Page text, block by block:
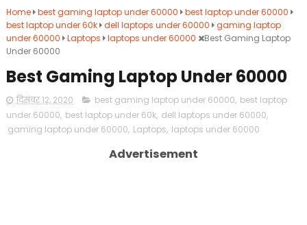
Home best gaming laptop under 60000
best laptop under 60000
best laptop under 60k dell laptops under 60000
gaming laptop
under 60000
Laptops laptops under 60000
Best Gaming Laptop
Under 60000
Best Gaming Laptop Under 60000
दिसंबर 12, 2020 best gaming laptop under 60000, best laptop
under 60000, best laptop under 60k, dell laptops under 60000,
gaming laptop under 60000, Laptops, laptops under 60000
Advertisement